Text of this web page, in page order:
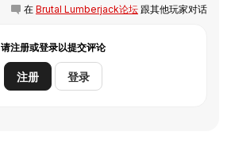
在 Brutal Lumberjack论坛 跟其他玩家对话
请注册或登录以提交评论
注册 登录